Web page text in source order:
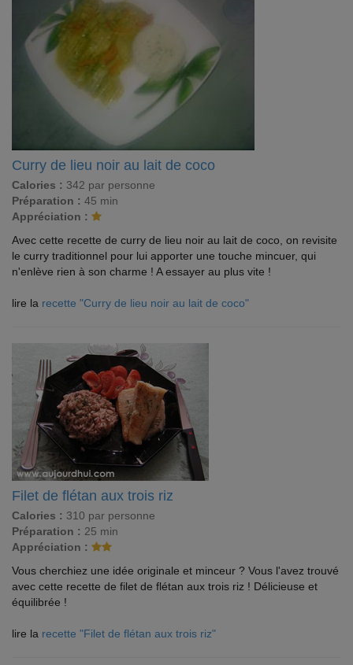
Curry de lieu noir au lait de coco
Calories : 342 par personne
Préparation : 45 min
Appréciation :
Avec cette recette de curry de lieu noir au lait de coco, on revisite
le curry traditionnel pour lui apporter une touche mincuer, qui
n'enlève rien à son charme ! A essayer au plus vite !
lire la recette "Curry de lieu noir au lait de coco"
Filet de flétan aux trois riz
Calories : 310 par personne
Préparation : 25 min
Appréciation :
Vous cherchiez une idée originale et minceur ? Vous l'avez trouvé
avec cette recette de filet de flétan aux trois riz ! Délicieuse et
équilibrée !
lire la recette "Filet de flétan aux trois riz"